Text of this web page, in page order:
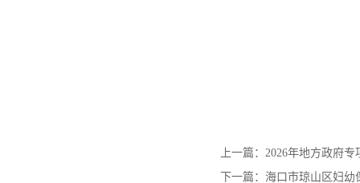
上一篇： 2026年地方政府
下一篇： 海口市琼山区妇幼